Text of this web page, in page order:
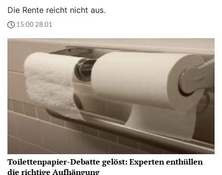
Die Rente reicht nicht aus.
15:00 28.01
Toilettenpapier-Debatte gelöst: Experten enthüllen
die richtige Aufhängung